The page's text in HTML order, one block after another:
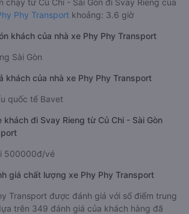
Phy Transport khoảng: 3.6 giờ
khách của nhà xe Phy Phy Transport
Sài Gòn
khách của nhà xe Phy Phy Transport
quốc tế Bavet
khách đi Svay Rieng từ Củ Chi - Sài Gòn
500000đ/vé
giá chất lượng xe Phy Phy Transport
Transport được đánh giá với số điểm trung
trên 349 đánh giá của khách hàng đã